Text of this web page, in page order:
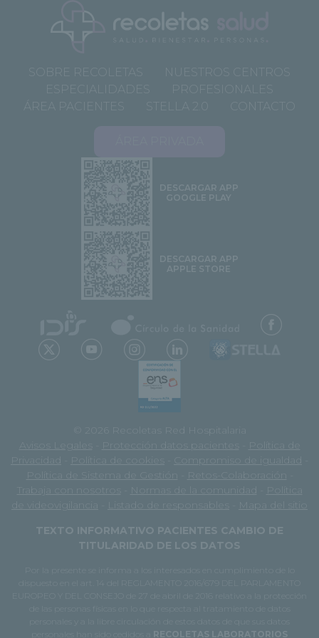
SOBRE RECOLETAS
NUESTROS CENTROS
ESPECIALIDADES
PROFESIONALES
ÁREA PACIENTES
STELLA 2.0 CONTACTO
DESCARGAR APP
GOOGLE PLAY
DESCARGAR APP
APPLE STORE
© 2026 Recoletas Red Hospitalaria
Avisos Legales
Protección datos pacientes
Política de
Privacidad
Política de cookies Compromiso de igualdad
Política de Sistema de Gestión
Retos-Colaboración
Trabaja con nosotros
Normas de la comunidad
Política
de videovigilancia
Listado de responsables
Mapa del sitio
TEXTO INFORMATIVO PACIENTES CAMBIO DE
TITULARIDAD DE LOS DATOS
Por la presente se informa a los interesados en cumplimiento de lo
dispuesto en el art. 14 del REGLAMENTO 2016/679 DEL PARLAMENTO
EUROPEO Y DEL CONSEJO de 27 de abril de 2016 relativo a la protección
de las personas físicas en lo que respecta al tratamiento de datos
personales y a la libre circulación de estos datos de que sus datos
RECOLETAS LABORATORIOS